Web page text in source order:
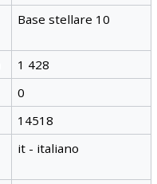
Base stellare 10
1 428
0
14518
it - italiano